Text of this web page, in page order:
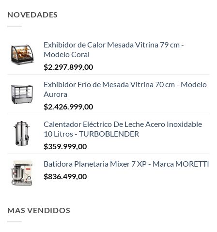
NOVEDADES
Exhibidor de Calor Mesada Vitrina 79 cm -
Modelo Coral
$2.297.899,00
Exhibidor Frío de Mesada Vitrina 70 cm - Modelo
Aurora
$2.426.999,00
Calentador Eléctrico De Leche Acero Inoxidable
10 Litros - TURBOBLENDER
$359.999,00
Batidora Planetaria Mixer 7 XP - Marca MORETTI
$836.499,00
MAS VENDIDOS